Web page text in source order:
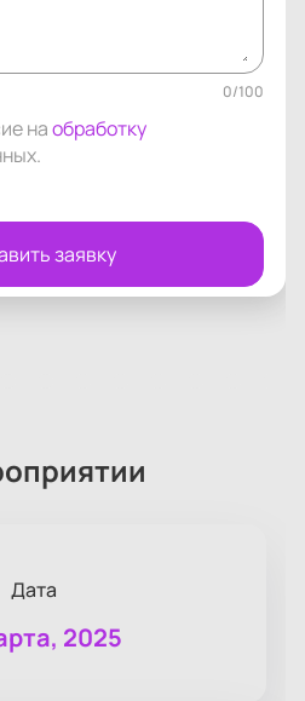
0/100
наобработку
.
заявку
Дата
2025